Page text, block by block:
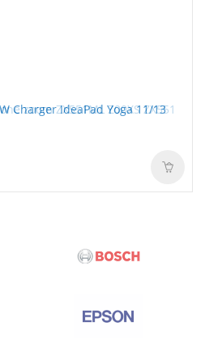
Charger IdeaPad Yoga 11/13
zoom ZX551ML Z00XS ZX551